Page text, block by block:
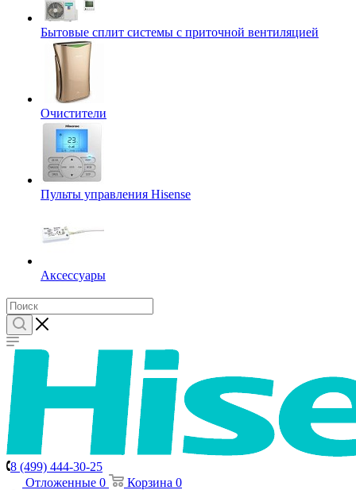
Бытовые сплит системы с приточной вентиляцией
Очистители
Пульты управления Hisense
Аксессуары
8 (499) 444-30-25
Отложенные 0 Корзина 0